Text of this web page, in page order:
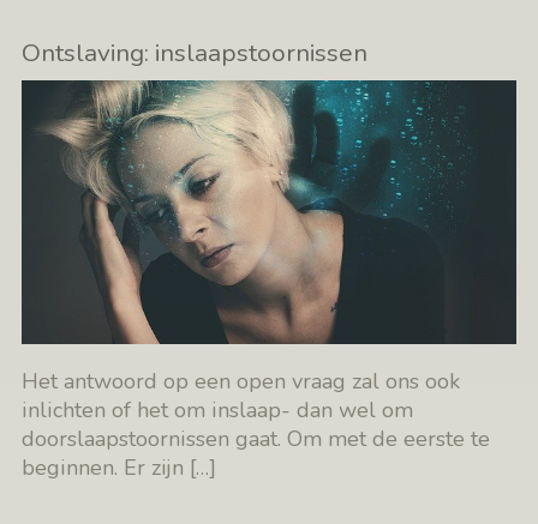
Ontslaving: inslaapstoornissen
Het antwoord op een open vraag zal ons ook
inlichten of het om inslaap- dan wel om
doorslaapstoornissen gaat. Om met de eerste te
beginnen. Er zijn […]